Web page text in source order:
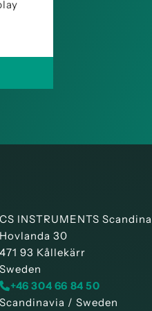
CS INSTRUMENTS
Hovlanda 30
471 93 Kållekärr
Sweden
+46 304 66 84 50
Scandinavia / Sweden